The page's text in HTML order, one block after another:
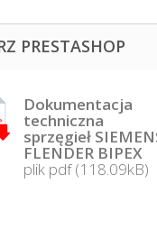
PRESTASHOP
Dokumentacja
techniczna
sprzęgieł
FLENDER BIPEX
plik pdf (118.09kB)